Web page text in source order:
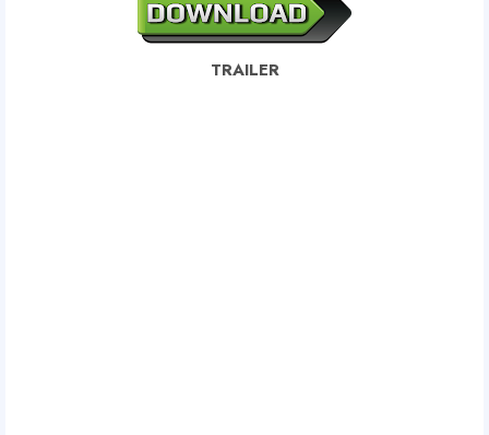
TRAILER